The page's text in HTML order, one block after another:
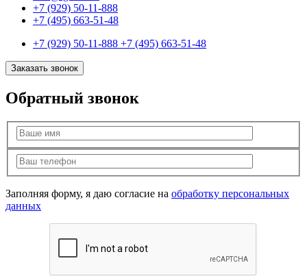
+7 (929) 50-11-888
+7 (495) 663-51-48
+7 (929) 50-11-888 +7 (495) 663-51-48
Заказать звонок
Обратный звонок
Заполняя форму, я даю согласие на обработку персональных
данных